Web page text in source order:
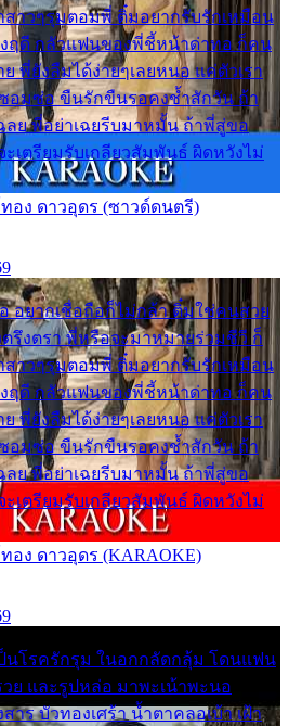
สาวๆรุมตอมพี่ ติ๋มอยากรับรักเหมือน
ฤดี กลัวแฟนของพี่ชี้หน้าด่าทอ ก็คน
พี่ยังลืมได้ง่ายๆเลยหนอ แค่ตัวเรา
อมซ่อ ขืนรักขืนรอคงช้ำสักวัน ถ้า
ลย พี่อย่าเฉยรีบมาหมั้น ถ้าพี่สู่ขอ
เตรียมรับเกลียวสัมพันธ์ ผิดหวังไม่
อง ดาวอุดร (ซาวด์ดนตรี)
อยากเชื่อถือก็ไม่กล้า ติ๋มใช่คนสวย
รึงตรา พี่หรือจะมาหมายร่วมชีวี ก็
สาวๆรุมตอมพี่ ติ๋มอยากรับรักเหมือน
ฤดี กลัวแฟนของพี่ชี้หน้าด่าทอ ก็คน
พี่ยังลืมได้ง่ายๆเลยหนอ แค่ตัวเรา
อมซ่อ ขืนรักขืนรอคงช้ำสักวัน ถ้า
ลย พี่อย่าเฉยรีบมาหมั้น ถ้าพี่สู่ขอ
เตรียมรับเกลียวสัมพันธ์ ผิดหวังไม่
อง ดาวอุดร (KARAOKE)
ป็นโรครักรุม ในอกกลัดกลุ้ม โดนแฟน
ย และรูปหล่อ มาพะเน้าพะนอ
สาร บัวทองเศร้า น้ำตาคลอเบ้า เฝ้า